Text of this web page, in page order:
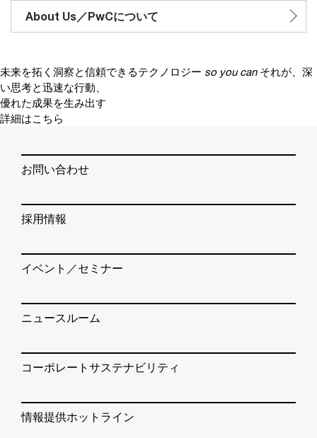
About Us／PwCについて
未来を拓く洞察と信頼できるテクノロジー so you can それが、深
い思考と迅速な行動、
優れた成果を生み出す
詳細はこちら
お問い合わせ
採用情報
イベント／セミナー
ニュースルーム
コーポレートサステナビリティ
情報提供ホットライン